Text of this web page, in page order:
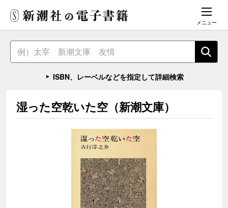
メニュー
ISBN、レーベルなどを指定して詳細検索
湿った空乾いた空（新潮文庫）